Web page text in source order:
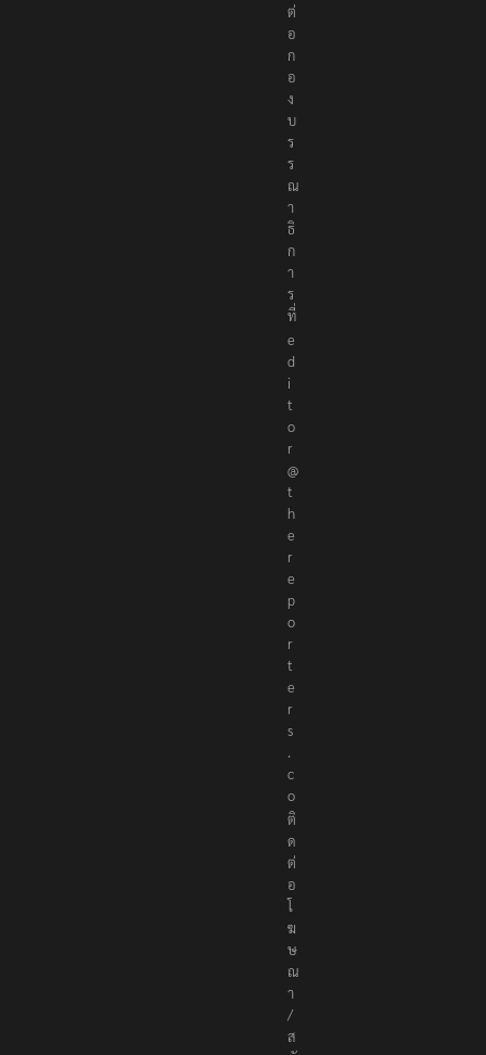
ด
ต่
อ
ก
อ
ง
บ
ร
ร
ณ
า
ธิ
ก
า
ร
ที่
e
d
i
t
o
r
@
t
h
e
r
e
p
o
r
t
e
r
s
.
c
o
ติ
ด
ต่
อ
โ
ฆ
ษ
ณ
า
/